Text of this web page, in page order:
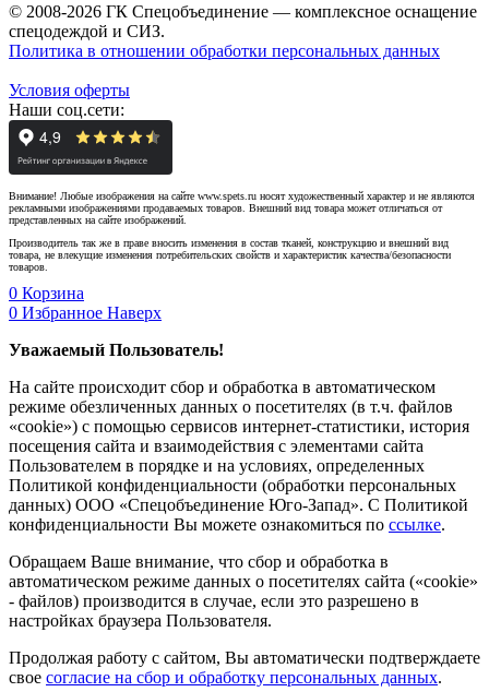
© 2008-2026 ГК Спецобъединение — комплексное оснащение
спецодеждой и СИЗ.
Политика в отношении обработки персональных данных
Условия оферты
Наши соц.сети:
Внимание! Любые изображения на сайте www.spets.ru носят художественный характер и не являются
рекламными изображениями продаваемых товаров. Внешний вид товара может отличаться от
представленных на сайте изображений.
Производитель так же в праве вносить изменения в состав тканей, конструкцию и внешний вид
товара, не влекущие изменения потребительских свойств и характеристик качества/безопасности
товаров.
0 Корзина
0 Избранное Наверх
Уважаемый Пользователь!
На сайте происходит сбор и обработка в автоматическом
режиме обезличенных данных о посетителях (в т.ч. файлов
«cookie») с помощью сервисов интернет-статистики, история
посещения сайта и взаимодействия с элементами сайта
Пользователем в порядке и на условиях, определенных
Политикой конфиденциальности (обработки персональных
данных) ООО «Спецобъединение Юго-Запад». С Политикой
конфиденциальности Вы можете ознакомиться по ссылке.
Обращаем Ваше внимание, что сбор и обработка в
автоматическом режиме данных о посетителях сайта («cookie»
- файлов) производится в случае, если это разрешено в
настройках браузера Пользователя.
Продолжая работу с сайтом, Вы автоматически подтверждаете
свое согласие на сбор и обработку персональных данных.